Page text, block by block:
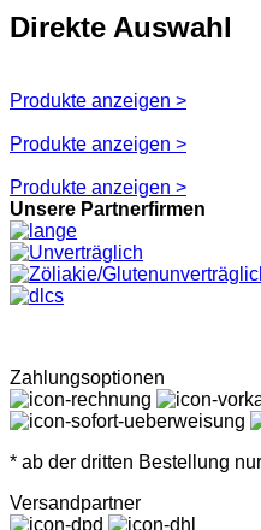
Direkte Auswahl
Produkte anzeigen >
Produkte anzeigen >
Produkte anzeigen >
Unsere Partnerfirmen
Zahlungsoptionen
* ab der dritten Bestellung
Versandpartner